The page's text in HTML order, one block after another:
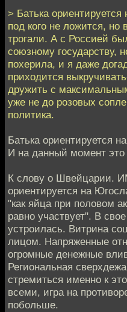
> Батька
под кого не ложится, но
трогали. А с Россией
союзному государству,
похерила, и я даже
приходится
дружить с
уже не до розовых
политика.
Батька ориентируется
И на данный момент это
К слову о Швейцарии.
ориентируется на
"как яйца при половом
равно участвует". В
устроилась. Витрина
лицом. Напряженные
огромные денежные
Региональная
стремиться именно к
всеми, игра на
побольше.